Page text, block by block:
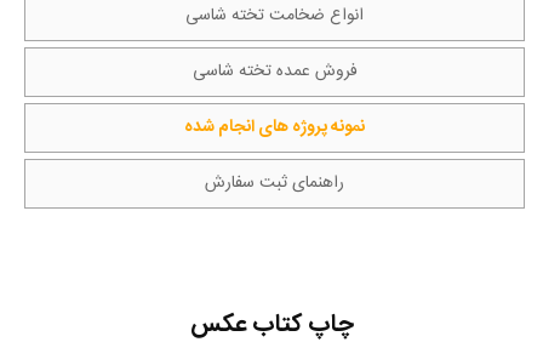
انواع ضخامت تخته شاسی
فروش عمده تخته شاسی
نمونه پروژه های انجام شده
راهنمای ثبت سفارش
چاپ کتاب عکس